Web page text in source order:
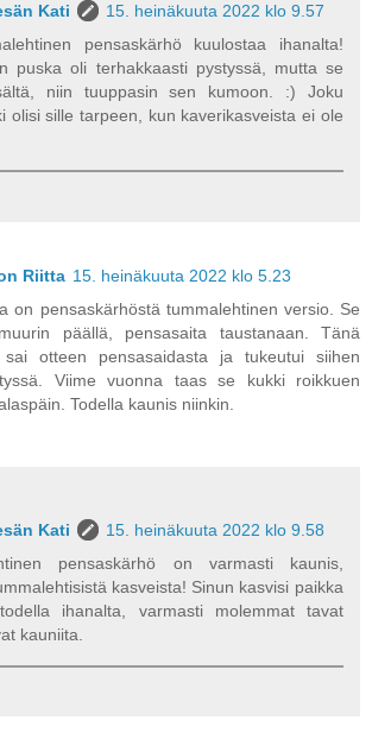
Kati
15. heinäkuuta 2022 klo 9.57
pensaskärhö kuulostaa ihanalta!
puska oli terhakkaasti pystyssä, mutta se
niin tuuppasin sen kumoon. :) Joku
olisi sille tarpeen, kun kaverikasveista ei ole
Riitta 15. heinäkuuta 2022 klo 5.23
on pensaskärhöstä tummalehtinen versio. Se
päällä, pensasaita taustanaan. Tänä
otteen pensasaidasta ja tukeutui siihen
Viime vuonna taas se kukki roikkuen
Todella kaunis niinkin.
Kati
15. heinäkuuta 2022 klo 9.58
pensaskärhö on varmasti kaunis,
kasveista! Sinun kasvisi paikka
ihanalta, varmasti molemmat tavat
kauniita.